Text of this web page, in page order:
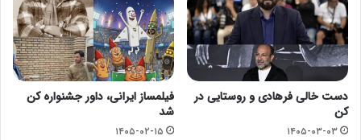
دست خالی فرهادی و روستایی در
کن
۱۴۰۵-۰۳-۰۳
فیلمساز ایرانی، داور جشنواره کن
شد
۱۴۰۵-۰۲-۱۵